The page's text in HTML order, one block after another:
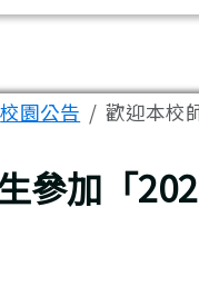
校園公告 歡迎本校
參加「